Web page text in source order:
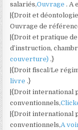
salariés,Ouvrage. A
|{Droit et
Ouvrage de
|{Droit et pratique
d’instruction,
couverture).}
|{Droit fiscal/Le
livre.}
|{Droit international
conventionnels,
|{Droit international
conventionnels,A